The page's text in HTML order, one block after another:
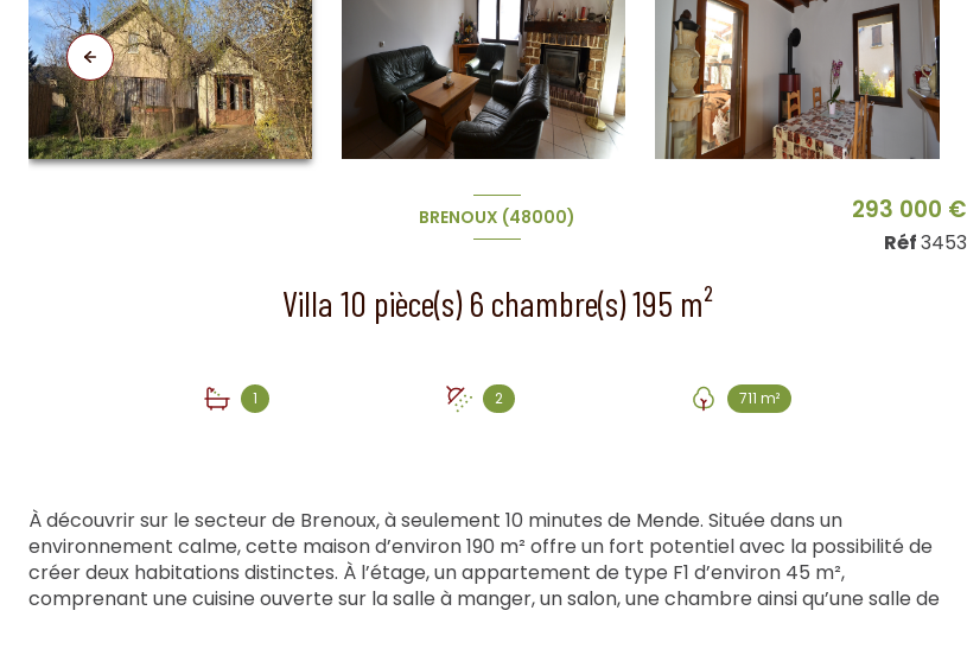
BRENOUX (48000)
Villa 10 pièce(s) 6 chambre(s) 195 m²
1 2 711 m²
293 000 €
Réf3453
À découvrir sur le secteur de Brenoux, à seulement 10 minutes de Mende. Située dans un
environnement calme, cette maison d’environ 190 m² offre un fort potentiel avec la possibilité de
créer deux habitations distinctes. À l’étage, un appartement de type F1 d’environ 45 m²,
comprenant une cuisine ouverte sur la salle à manger, un salon, une chambre ainsi qu’une salle de